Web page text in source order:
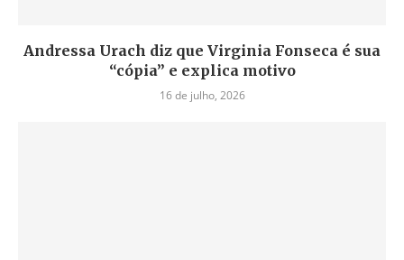
Andressa Urach diz que Virginia Fonseca é sua
“cópia” e explica motivo
16 de julho, 2026